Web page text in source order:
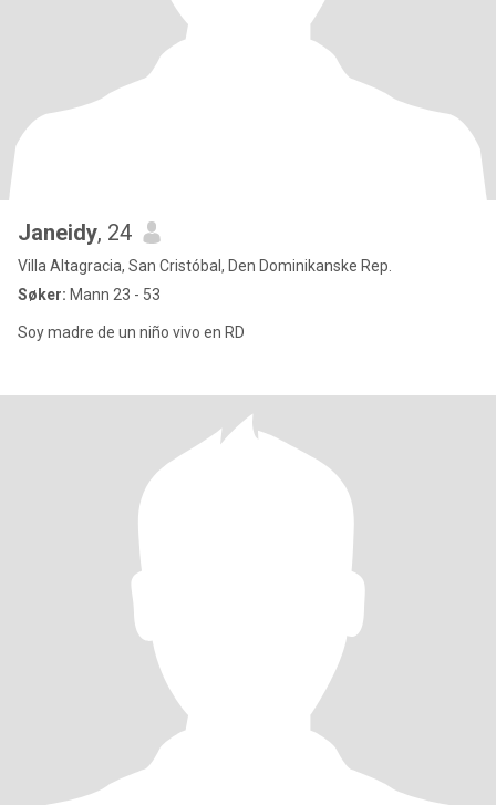
Janeidy, 24
Villa Altagracia, San Cristóbal, Den Dominikanske Rep.
Søker: Mann 23 - 53
Soy madre de un niño vivo en RD